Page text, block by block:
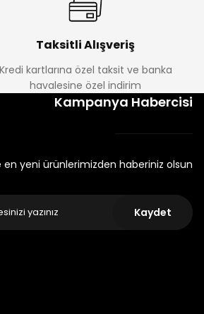
Taksitli Alışveriş
Kredi kartlarına özel taksit ve banka
havalesine özel indirim
Kampanya Habercisi
yeni ürünlerimizden haberiniz olsun
Kaydet